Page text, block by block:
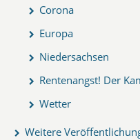
Corona
Europa
Niedersachsen
Rentenangst! Der
Wetter
Weitere